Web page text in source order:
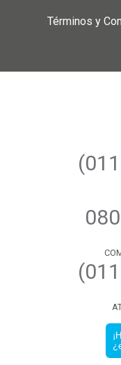
Términos y